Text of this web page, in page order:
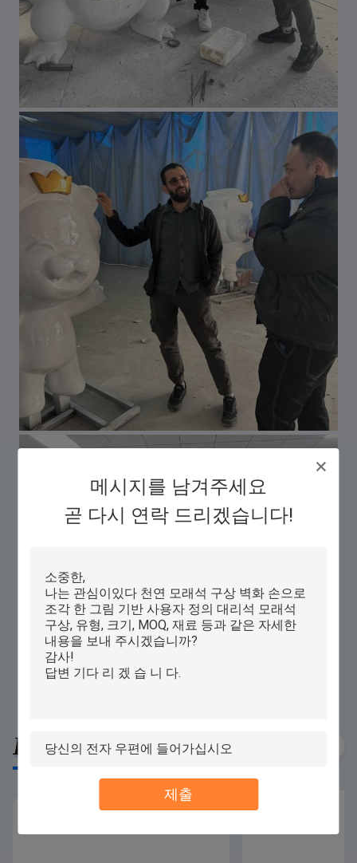
메시지를 남겨주세요
곧 다시 연락 드리겠습니다!
제출
Recommended Products